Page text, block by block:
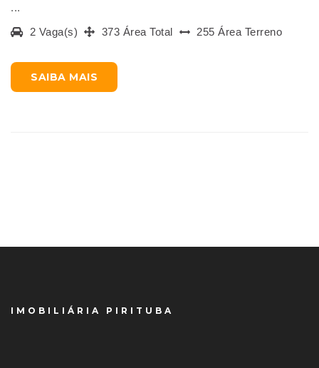
...
2 Vaga(s)
373 Área Total 255 Área Terreno
SAIBA MAIS
IMOBILIÁRIA PIRITUBA